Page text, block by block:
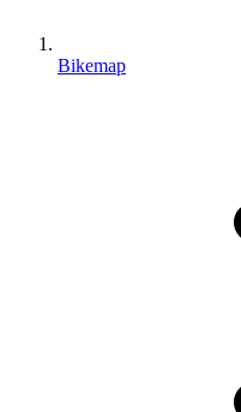
Bikemap